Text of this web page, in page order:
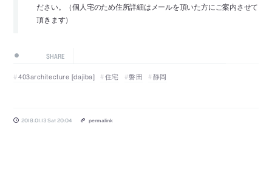
ださい。（個人宅のため住所詳細はメールを頂いた方にご案内させて
頂きます）
SHARE
403architecture [dajiba] 住宅 磐田 静岡
2018.01.13 Sat 20:04 permalink